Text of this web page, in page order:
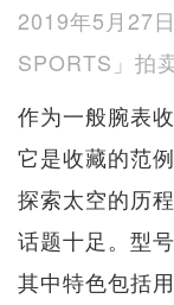
2019年5月27
SPORTS」拍
作为一般腕表
它是收藏的范
探索太空的历
话题十足。型
其中特色包括